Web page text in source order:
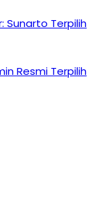
Sunarto Terpilih
Resmi Terpilih